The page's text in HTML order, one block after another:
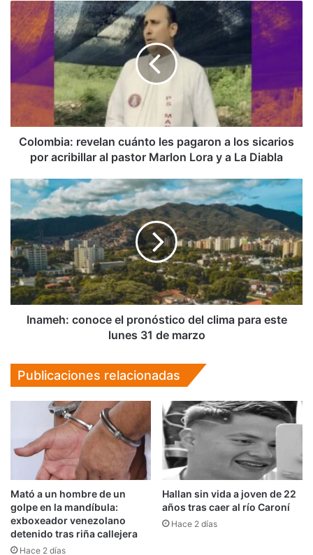
Colombia:
revelan
cuánto
les
pagaron
a
por
acribillar
Marlon
y
La
Diabla
Colombia: revelan cuánto les pagaron a los sicarios
por acribillar al pastor Marlon Lora y a La Diabla
Inameh:
conoce
el
del
clima
para
este
lunes
Inameh: conoce el pronóstico del clima para este
lunes 31 de marzo
Publicaciones relacionadas
Mató a un hombre de un
golpe en la mandíbula:
exboxeador venezolano
detenido tras riña callejera
Hace 2 días
Hallan sin vida a joven de 22
años tras caer al río Caroní
Hace 2 días